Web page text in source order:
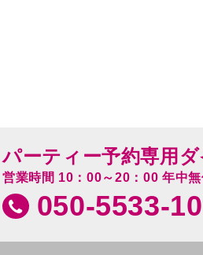
パーティー予約専用
営業時間 10：00～20：00 年中
050-5533-